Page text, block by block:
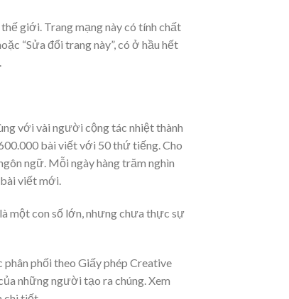
giới. Trang mạng này có tính chất
“Sửa đổi trang này”, có ở hầu hết
với vài người cộng tác nhiệt thành
bài viết với 50 thứ tiếng. Cho
ngữ. Mỗi ngày hàng trăm nghìn
viết mới.
một con số lớn, nhưng chưa thực sự
phối theo Giấy phép Creative
những người tạo ra chúng. Xem